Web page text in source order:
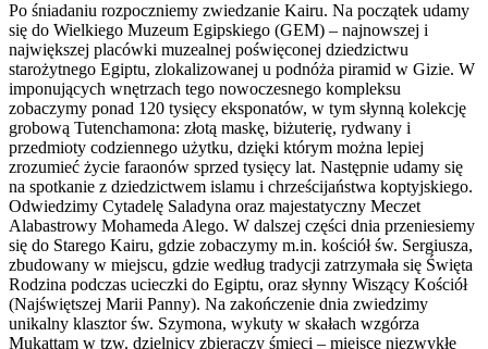
Po śniadaniu rozpoczniemy zwiedzanie Kairu. Na początek udamy
się do Wielkiego Muzeum Egipskiego (GEM) – najnowszej i
największej placówki muzealnej poświęconej dziedzictwu
starożytnego Egiptu, zlokalizowanej u podnóża piramid w Gizie. W
imponujących wnętrzach tego nowoczesnego kompleksu
zobaczymy ponad 120 tysięcy eksponatów, w tym słynną kolekcję
grobową Tutenchamona: złotą maskę, biżuterię, rydwany i
przedmioty codziennego użytku, dzięki którym można lepiej
zrozumieć życie faraonów sprzed tysięcy lat. Następnie udamy się
na spotkanie z dziedzictwem islamu i chrześcijaństwa koptyjskiego.
Odwiedzimy Cytadelę Saladyna oraz majestatyczny Meczet
Alabastrowy Mohameda Alego. W dalszej części dnia przeniesiemy
się do Starego Kairu, gdzie zobaczymy m.in. kościół św. Sergiusza,
zbudowany w miejscu, gdzie według tradycji zatrzymała się Święta
Rodzina podczas ucieczki do Egiptu, oraz słynny Wiszący Kościół
(Najświętszej Marii Panny). Na zakończenie dnia zwiedzimy
unikalny klasztor św. Szymona, wykuty w skałach wzgórza
Mukattam w tzw. dzielnicy zbieraczy śmieci – miejsce niezwykłe